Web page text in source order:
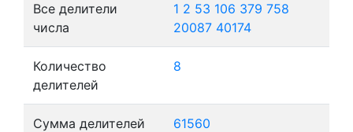
Все делители
числа
1 2 53 106 379 758
20087 40174
Количество
делителей
8
Сумма делителей 61560